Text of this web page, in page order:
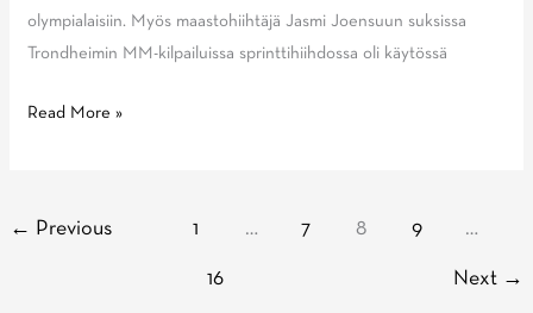
olympialaisiin. Myös maastohiihtäjä Jasmi Joensuun suksissa
Trondheimin MM-kilpailuissa sprinttihiihdossa oli käytössä
Vuokatin
lumiurheilun
Read More »
← Previous 1 … 7 8 9 …
16 Next →